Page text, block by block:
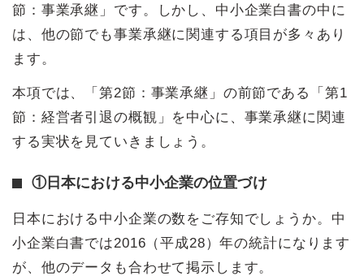
節：事業承継」です。しかし、中小企業白書の中に
は、他の節でも事業承継に関連する項目が多々あり
ます。
本項では、「第2節：事業承継」の前節である「第1
節：経営者引退の概観」を中心に、事業承継に関連
する実状を見ていきましょう。
①日本における中小企業の位置づけ
日本における中小企業の数をご存知でしょうか。中
小企業白書では2016（平成28）年の統計になります
が、他のデータも合わせて掲示します。